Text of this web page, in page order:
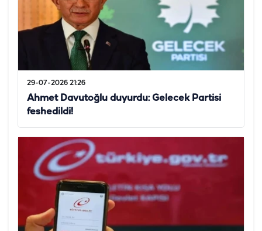
29-07-2026 21:26
Ahmet Davutoğlu duyurdu: Gelecek Partisi
feshedildi!